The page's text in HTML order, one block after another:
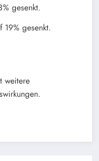
gesenkt.
gesenkt.
weitere